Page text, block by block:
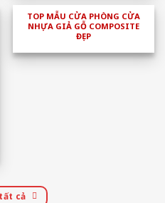
TOP MẪU CỬA PHÒNG CỬA
NHỰA GIẢ GỖ COMPOSITE
ĐẸP
cả